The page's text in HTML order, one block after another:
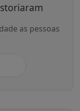
as pessoas